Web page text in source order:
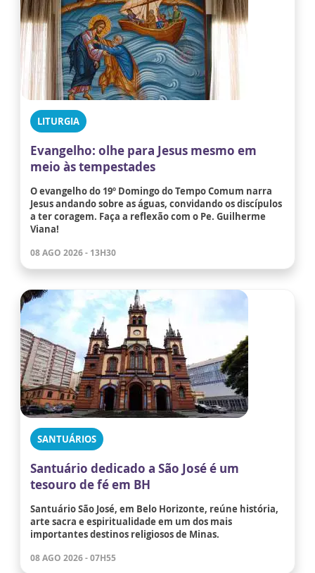
LITURGIA
Evangelho: olhe para Jesus mesmo em
meio às tempestades
O evangelho do 19º Domingo do Tempo Comum narra
Jesus andando sobre as águas, convidando os discípulos
a ter coragem. Faça a reflexão com o Pe. Guilherme
Viana!
08 AGO 2026 - 13H30
SANTUÁRIOS
Santuário dedicado a São José é um
tesouro de fé em BH
Santuário São José, em Belo Horizonte, reúne história,
arte sacra e espiritualidade em um dos mais
importantes destinos religiosos de Minas.
08 AGO 2026 - 07H55